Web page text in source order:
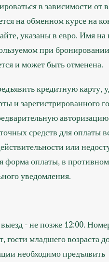
в зависимости от
на обменном курсе на
указаны в евро. Имя на
при
и может быть отменена.
кредитную карту,
и зарегистрированного
средств для оплаты
или
форма оплаты, в
уведомления.
выезд - не позже 12:00.
гости младшего возраста
необходимо предъявить